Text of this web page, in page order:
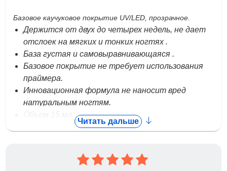
Базовое каучуковое покрытие UV/LED, прозрачное.
Держится от двух до четырех недель, не дает
отслоек на мягких и тонких ногтях .
База густая и самовыравнивающаяся .
Базовое покрытие не требует использования
праймера.
Инновационная формула не наносит вред
натуральным ногтям.
Читать дальше